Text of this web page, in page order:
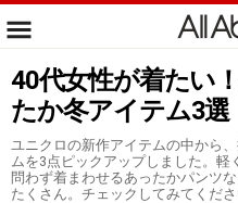
40代女性が着たい
たか冬アイテム3選
ユニクロの新作アイテムの中から
ムを3点ピックアップしました。
問わず着まわせるあったかパンツ
たくさん。チェックしてみてくださ